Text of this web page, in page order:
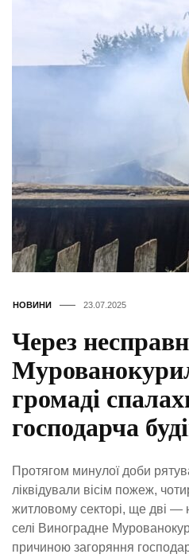
НОВИНИ 23.07.2025
Через
громаді
господарча
Протягом минулої доби
ліквідували вісім пожеж,
житловому секторі, ще дві —
селі Виноградне
причиною загоряння